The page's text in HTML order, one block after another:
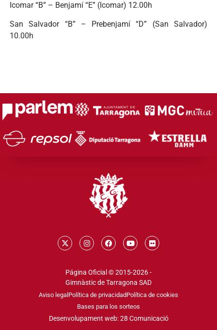
Icomar “B” – Benjamí “E” (Icomar) 12.00h
San Salvador “B” – Prebenjamí “D” (San Salvador)
10.00h
Página Oficial © 2015-2026 -
Gimnàstic de Tarragona SAD
Aviso legal Política de privacidadPolítica de cookies
Bases para los sorteos
Desenvolupament web: 28 Comunicació